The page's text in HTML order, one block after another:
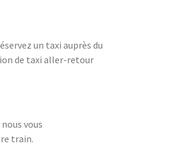
un taxi auprès du
de taxi aller-retour
vous
train.